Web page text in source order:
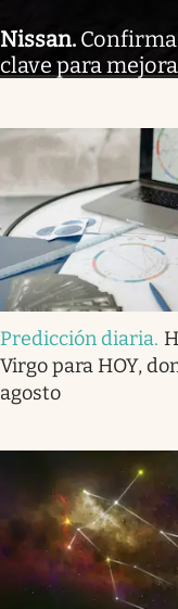
Nissan.
clave para
Predicción diaria.
Virgo para HOY,
agosto